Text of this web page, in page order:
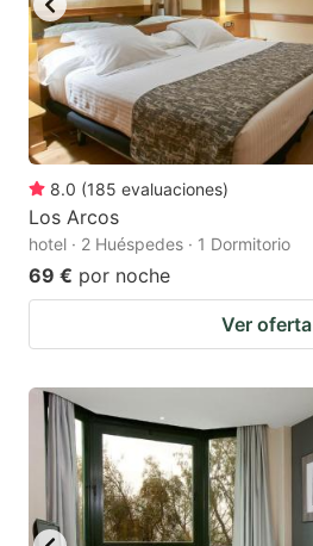
8.0 (185 evaluaciones)
Los Arcos
hotel · 2 Huéspedes · 1 Dormitorio
69 € por noche
Ver oferta